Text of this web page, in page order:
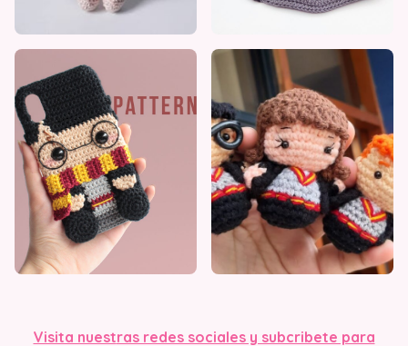
Visita nuestras redes sociales y subcribete para